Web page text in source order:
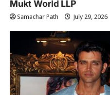
Mukt World LLP
Samachar Path July 29, 2026